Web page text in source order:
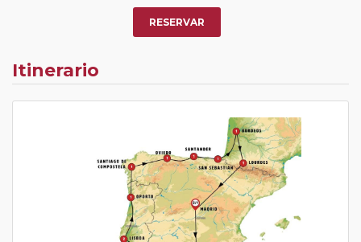
RESERVAR
Itinerario